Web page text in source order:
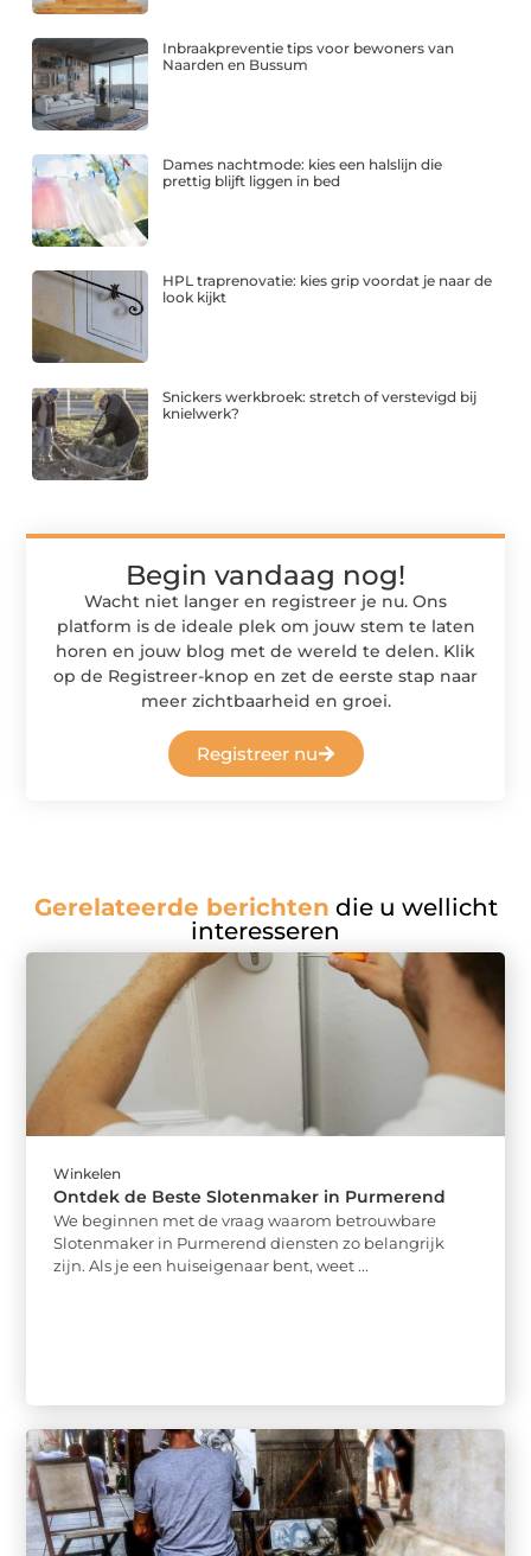
Inbraakpreventie tips voor bewoners van
Naarden en Bussum
Dames nachtmode: kies een halslijn die
prettig blijft liggen in bed
HPL traprenovatie: kies grip voordat je naar de
look kijkt
Snickers werkbroek: stretch of verstevigd bij
knielwerk?
Begin vandaag nog!
Wacht niet langer en registreer je nu. Ons
platform is de ideale plek om jouw stem te laten
horen en jouw blog met de wereld te delen. Klik
op de Registreer-knop en zet de eerste stap naar
meer zichtbaarheid en groei.
Registreer nu
Gerelateerde berichten die u wellicht
interesseren
Winkelen
Ontdek de Beste Slotenmaker in Purmerend
We beginnen met de vraag waarom betrouwbare
Slotenmaker in Purmerend diensten zo belangrijk
zijn. Als je een huiseigenaar bent, weet ...